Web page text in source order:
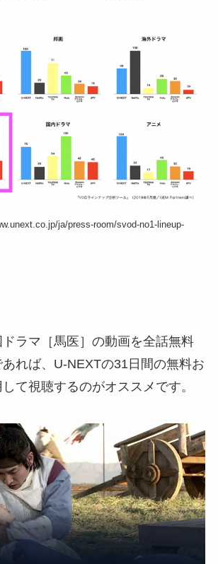
ja/press-room/svod-no1-lineup-
ラマ［馬医］の動画を全話無料
れば、U-NEXTの31日間の無料お
て視聴するのがオススメです。